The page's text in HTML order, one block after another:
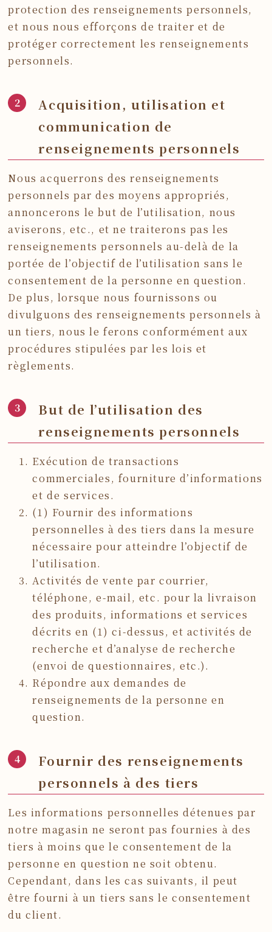
protection des renseignements personnels,
et nous nous efforçons de traiter et de
protéger correctement les renseignements
personnels.
Acquisition, utilisation et
communication de
renseignements personnels
Nous acquerrons des renseignements
personnels par des moyens appropriés,
annoncerons le but de l’utilisation, nous
aviserons, etc., et ne traiterons pas les
renseignements personnels au-delà de la
portée de l’objectif de l’utilisation sans le
consentement de la personne en question.
De plus, lorsque nous fournissons ou
divulguons des renseignements personnels à
un tiers, nous le ferons conformément aux
procédures stipulées par les lois et
règlements.
But de l’utilisation des
renseignements personnels
Exécution de transactions
commerciales, fourniture d’informations
et de services.
(1) Fournir des informations
personnelles à des tiers dans la mesure
nécessaire pour atteindre l’objectif de
l’utilisation.
Activités de vente par courrier,
téléphone, e-mail, etc. pour la livraison
des produits, informations et services
décrits en (1) ci-dessus, et activités de
recherche et d’analyse de recherche
(envoi de questionnaires, etc.).
Répondre aux demandes de
renseignements de la personne en
question.
Fournir des renseignements
personnels à des tiers
Les informations personnelles détenues par
notre magasin ne seront pas fournies à des
tiers à moins que le consentement de la
personne en question ne soit obtenu.
Cependant, dans les cas suivants, il peut
être fourni à un tiers sans le consentement
du client.